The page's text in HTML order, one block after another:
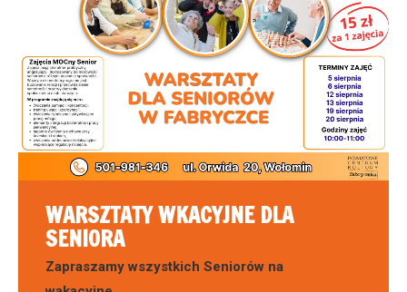
WARSZTATY WKACYJNE DLA
SENIORA
Zapraszamy wszystkich Seniorów na